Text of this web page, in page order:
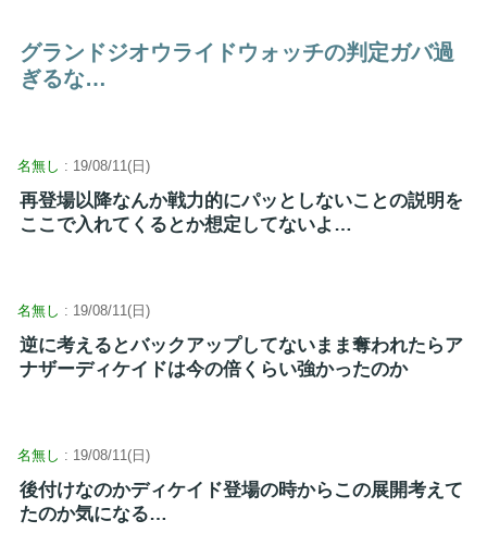
グランドジオウライドウォッチの判定ガバ過
ぎるな…
名無し : 19/08/11(日)
再登場以降なんか戦力的にパッとしないことの説明を
ここで入れてくるとか想定してないよ…
名無し : 19/08/11(日)
逆に考えるとバックアップしてないまま奪われたらア
ナザーディケイドは今の倍くらい強かったのか
名無し : 19/08/11(日)
後付けなのかディケイド登場の時からこの展開考えて
たのか気になる…